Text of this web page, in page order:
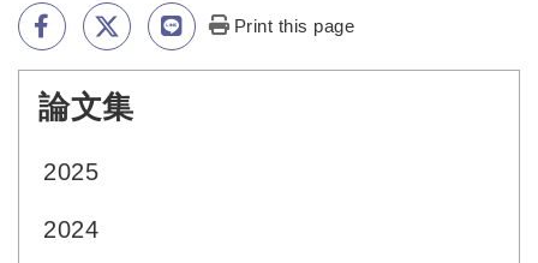
Print this page
論文集
2025
2024